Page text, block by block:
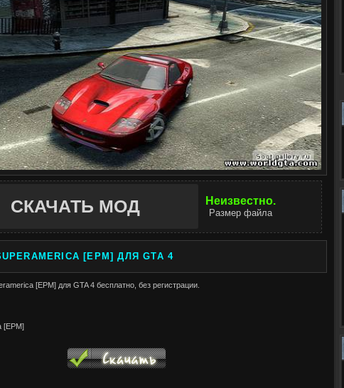
СКАЧАТЬ МОД Неизвестно.
Размер файла
[EPM] ДЛЯ GTA 4
[EPM] для GTA 4 бесплатно, без регистрации.
[EPM]